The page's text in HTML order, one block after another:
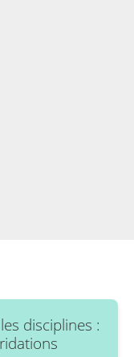
disciplines :